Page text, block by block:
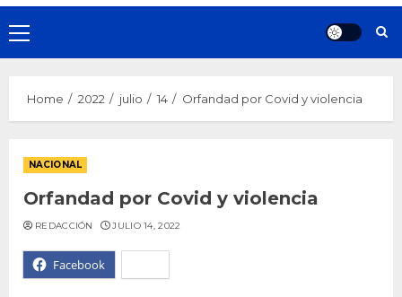
Primary
Menu
Home 2022 julio 14 Orfandad por Covid y violencia
NACIONAL
Orfandad por Covid y violencia
Facebook
REDACCIÓN JULIO 14, 2022